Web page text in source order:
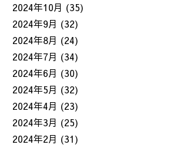
2024年10月 (35)
2024年9月 (32)
2024年8月 (24)
2024年7月 (34)
2024年6月 (30)
2024年5月 (32)
2024年4月 (23)
2024年3月 (25)
2024年2月 (31)